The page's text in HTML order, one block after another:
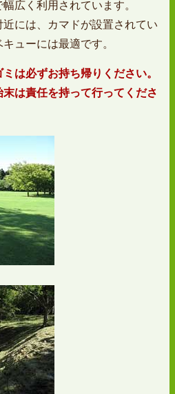
広く利用されています。
には、カマドが設置されてい
ューには最適です。
は必ずお持ち帰りください。
は責任を持って行ってくださ